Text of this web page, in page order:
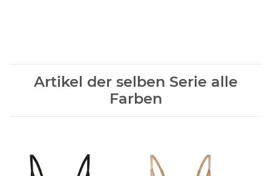
Artikel der selben Serie alle
Farben